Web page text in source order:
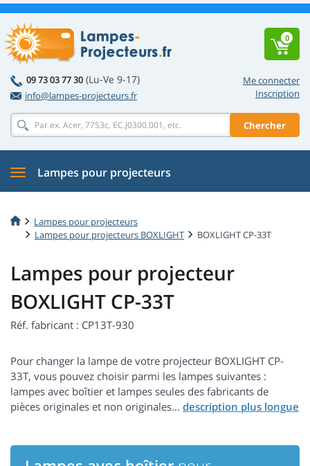
Me connecter
Inscription
09 73 03 77 30 (Lu-Ve 9-17)
info@lampes-projecteurs.fr
Chercher
0
Lampes pour projecteurs
Lampes pour projecteurs
Lampes pour projecteurs BOXLIGHT
BOXLIGHT CP-33T
Lampes pour projecteur
BOXLIGHT CP-33T
Réf. fabricant : CP13T-930
Pour changer la lampe de votre projecteur BOXLIGHT CP-
33T, vous pouvez choisir parmi les lampes suivantes :
lampes avec boîtier et lampes seules des fabricants de
pièces originales et non originales...